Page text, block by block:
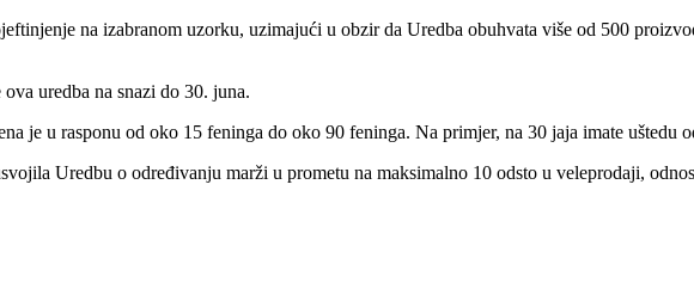
na izabranom uzorku, uzimajući u obzir da Uredba obuhvata više od 500
uredba na snazi do 30. juna.
je u rasponu od oko 15 feninga do oko 90 feninga. Na primjer, na 30 jaja imate uštedu
Uredbu o određivanju marži u prometu na maksimalno 10 odsto u veleprodaji,